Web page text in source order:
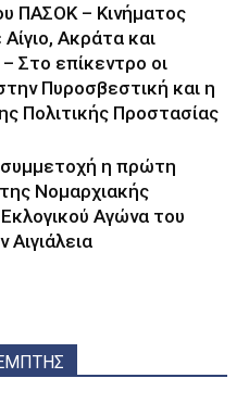
ΠΑΣΟΚ – Κινήματος
Ακράτα και
Στο επίκεντρο οι
Πυροσβεστική και η
Πολιτικής Προστασίας
η πρώτη
Νομαρχιακής
Αγώνα του